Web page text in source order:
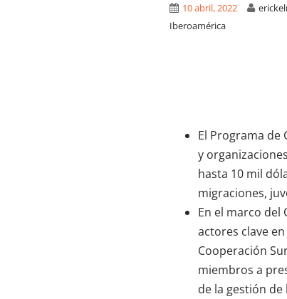
10 abril, 2022
Iberoamérica
El Programa de
y
hasta 10 mil
migraciones,
En el marco del
actores clave
Cooperación
miembros a
de la gestión